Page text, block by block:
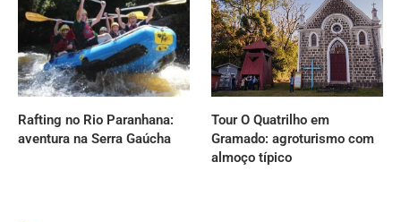
Rafting no Rio Paranhana:
aventura na Serra Gaúcha
Tour O Quatrilho em
Gramado: agroturismo com
almoço típico